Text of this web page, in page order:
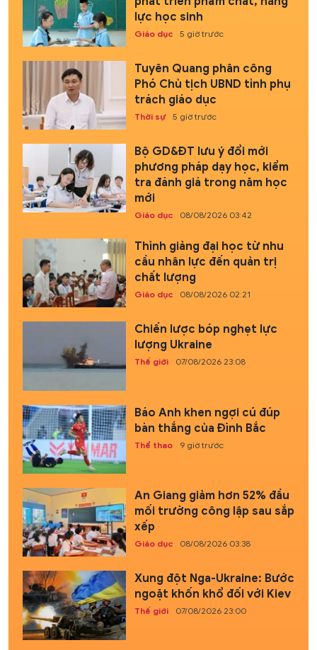
lực học sinh
Giáo dục 5 giờ trước
Tuyên Quang phân công
Phó Chủ tịch UBND tỉnh phụ
trách giáo dục
Thời sự 5 giờ trước
Bộ GD&ĐT lưu ý đổi mới
phương pháp dạy học, kiểm
tra đánh giá trong năm học
mới
Giáo dục 08/08/2026 03:42
Thỉnh giảng đại học từ nhu
cầu nhân lực đến quản trị
chất lượng
Giáo dục 08/08/2026 02:21
Chiến lược bóp nghẹt lực
lượng Ukraine
Thế giới 07/08/2026 23:08
Báo Anh khen ngợi cú đúp
bàn thắng của Đình Bắc
Thể thao 9 giờ trước
An Giang giảm hơn 52% đầu
mối trường công lập sau sắp
xếp
Giáo dục 08/08/2026 03:38
Xung đột Nga-Ukraine: Bước
ngoặt khốn khổ đối với Kiev
Thế giới 07/08/2026 23:00